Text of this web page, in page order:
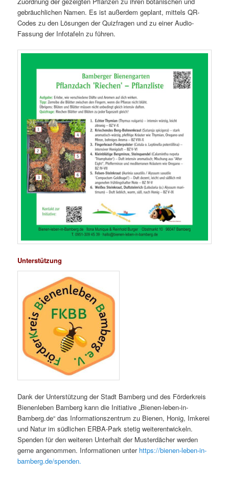
gebräuchlichen Namen. Es ist außerdem geplant, mittels QR-
Codes zu den Lösungen der Quizfragen und zu einer Audio-
Fassung der Infotafeln zu führen.
Unterstützung
Dank der Unterstützung der Stadt Bamberg und des Förderkreis
Bienenleben Bamberg kann die Initiative „Bienen-leben-in-
Bamberg.de“ das Informationszentrum zu Bienen, Honig, Imkerei
und Natur im südlichen ERBA-Park stetig weiterentwickeln.
Spenden für den weiteren Unterhalt der Musterdächer werden
gerne angenommen. Informationen unter https://bienen-leben-in-
bamberg.de/spenden.